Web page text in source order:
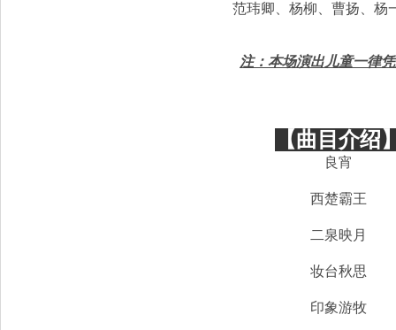
范玮卿、杨柳、曹扬、杨
注：本场演出儿童一律
【曲目介绍
良宵
西楚霸王
二泉映月
妆台秋思
印象游牧